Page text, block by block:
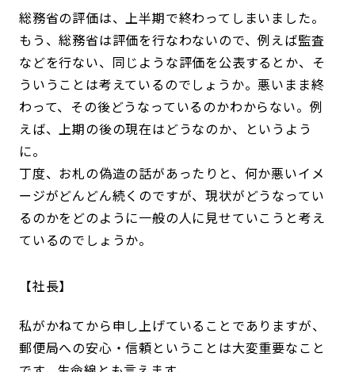
総務省の評価は、上半期で終わってしまいました。
もう、総務省は評価を行なわないので、例えば監査
などを行ない、同じような評価を公表するとか、そ
ういうことは考えているのでしょうか。悪いまま終
わって、その後どうなっているのかわからない。例
えば、上期の後の現在はどうなのか、というよう
に。
丁度、お札の偽造の話があったりと、何か悪いイメ
ージがどんどん続くのですが、現状がどうなってい
るのかをどのように一般の人に見せていこうと考え
ているのでしょうか。
社長
私がかねてから申し上げていることでありますが、
郵便局への安心・信頼ということは大変重要なこと